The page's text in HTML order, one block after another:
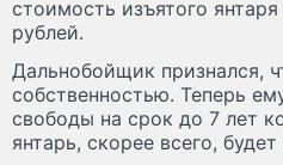
стоимость изъятого
рублей.
Дальнобойщик признался,
собственностью. Теперь
свободы на срок до 7 лет
янтарь, скорее всего,